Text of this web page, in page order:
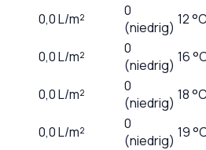
0,0L/m²
0
(niedrig) 12
0,0L/m²
0
(niedrig) 16
0,0L/m²
0
(niedrig) 18
0,0L/m²
0
(niedrig) 19